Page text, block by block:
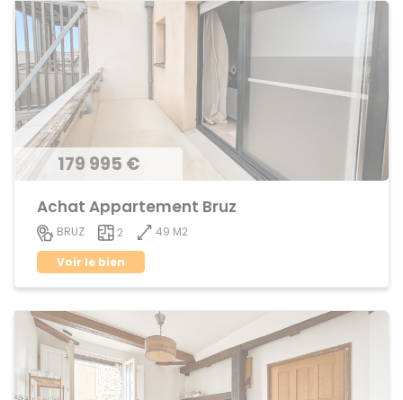
179 995 €
Achat Appartement Bruz
BRUZ 2
49 M2
Voir le bien